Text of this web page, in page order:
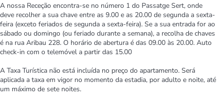
A nossa Receção encontra-se no número 1 do Passatge Sert, onde
deve recolher a sua chave entre as 9.00 e as 20.00 de segunda a sexta-
feira (exceto feriados de segunda a sexta-feira). Se a sua entrada for ao
sábado ou domingo (ou feriado durante a semana), a recolha de chaves
é na rua Aribau 228. O horário de abertura é das 09.00 às 20.00. Auto
check-in com o telemóvel a partir das 15.00
A Taxa Turística não está incluída no preço do apartamento. Será
aplicada a taxa em vigor no momento da estadia, por adulto e noite, até
um máximo de sete noites.